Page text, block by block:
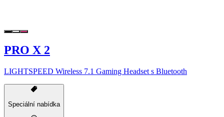
PRO X 2
LIGHTSPEED Wireless 7.1 Gaming Headset s Bluetooth
Speciální nabídka